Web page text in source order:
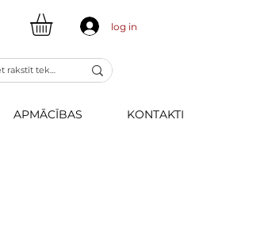
log in
APMĀCĪBAS KONTAKTI